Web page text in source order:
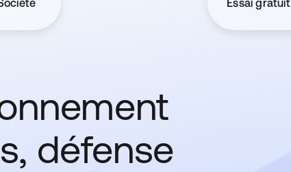
Essai gratuit
défense